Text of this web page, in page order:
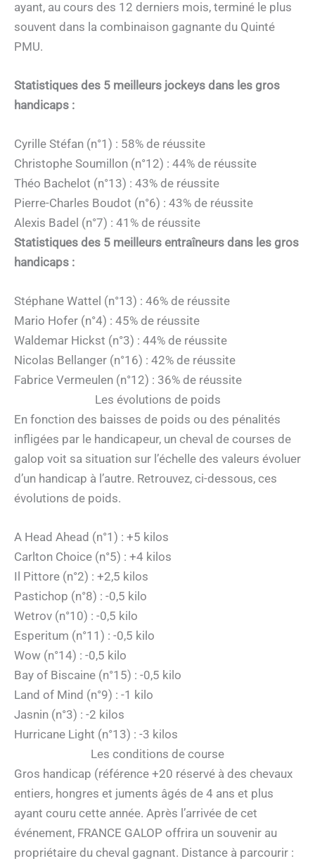
ayant, au cours des 12 derniers mois, terminé le plus
souvent dans la combinaison gagnante du Quinté
PMU.
Statistiques des 5 meilleurs jockeys dans les gros
handicaps :
Cyrille Stéfan (n°1) : 58% de réussite
Christophe Soumillon (n°12) : 44% de réussite
Théo Bachelot (n°13) : 43% de réussite
Pierre-Charles Boudot (n°6) : 43% de réussite
Alexis Badel (n°7) : 41% de réussite
Statistiques des 5 meilleurs entraîneurs dans les gros
handicaps :
Stéphane Wattel (n°13) : 46% de réussite
Mario Hofer (n°4) : 45% de réussite
Waldemar Hickst (n°3) : 44% de réussite
Nicolas Bellanger (n°16) : 42% de réussite
Fabrice Vermeulen (n°12) : 36% de réussite
Les évolutions de poids
En fonction des baisses de poids ou des pénalités
infligées par le handicapeur, un cheval de courses de
galop voit sa situation sur l’échelle des valeurs évoluer
d’un handicap à l’autre. Retrouvez, ci-dessous, ces
évolutions de poids.
A Head Ahead (n°1) : +5 kilos
Carlton Choice (n°5) : +4 kilos
Il Pittore (n°2) : +2,5 kilos
Pastichop (n°8) : -0,5 kilo
Wetrov (n°10) : -0,5 kilo
Esperitum (n°11) : -0,5 kilo
Wow (n°14) : -0,5 kilo
Bay of Biscaine (n°15) : -0,5 kilo
Land of Mind (n°9) : -1 kilo
Jasnin (n°3) : -2 kilos
Hurricane Light (n°13) : -3 kilos
Les conditions de course
Gros handicap (référence +20 réservé à des chevaux
entiers, hongres et juments âgés de 4 ans et plus
ayant couru cette année. Après l’arrivée de cet
événement, FRANCE GALOP offrira un souvenir au
propriétaire du cheval gagnant. Distance à parcourir :